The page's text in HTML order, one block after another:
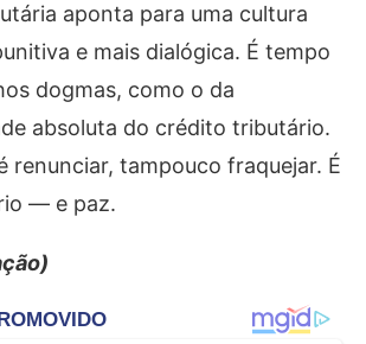
aponta para uma cultura
e mais dialógica. É tempo
dogmas, como o da
absoluta do crédito tributário.
renunciar, tampouco fraquejar. É
— e paz.